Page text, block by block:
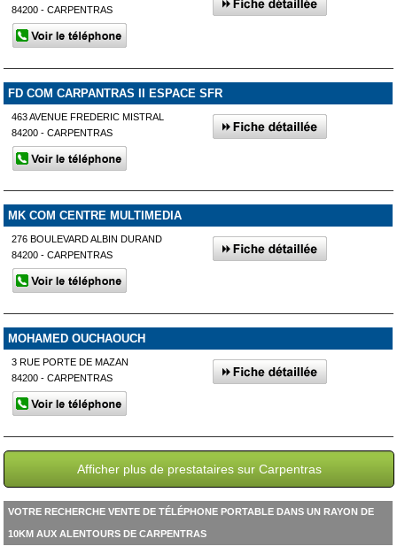
84200 - CARPENTRAS
FD COM CARPANTRAS II ESPACE SFR
463 AVENUE FREDERIC MISTRAL
84200 - CARPENTRAS
MK COM CENTRE MULTIMEDIA
276 BOULEVARD ALBIN DURAND
84200 - CARPENTRAS
MOHAMED OUCHAOUCH
3 RUE PORTE DE MAZAN
84200 - CARPENTRAS
Afficher plus de prestataires sur Carpentras
VOTRE RECHERCHE VENTE DE TÉLÉPHONE PORTABLE DANS UN RAYON DE
10KM AUX ALENTOURS DE CARPENTRAS